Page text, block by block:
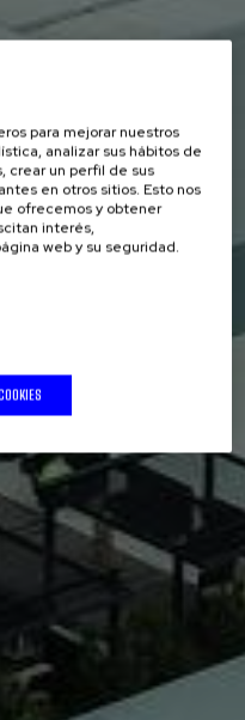
para mejorar nuestros
analizar sus hábitos de
crear un perfil de sus
en otros sitios. Esto nos
ofrecemos y obtener
interés,
web y su seguridad.